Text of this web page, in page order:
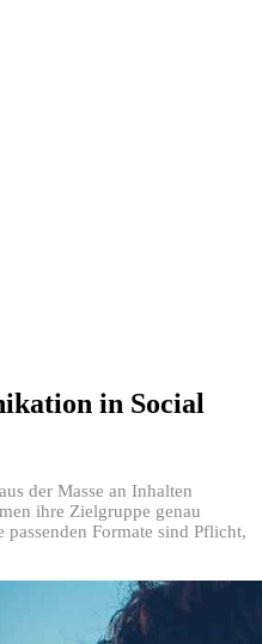
in Social
der Masse an Inhalten
ihre Zielgruppe genau
Formate sind Pflicht,